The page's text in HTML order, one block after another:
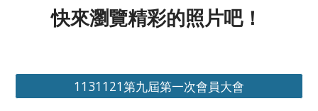
快來瀏覽精彩的照片吧！
1131121第九屆第一次會員大會